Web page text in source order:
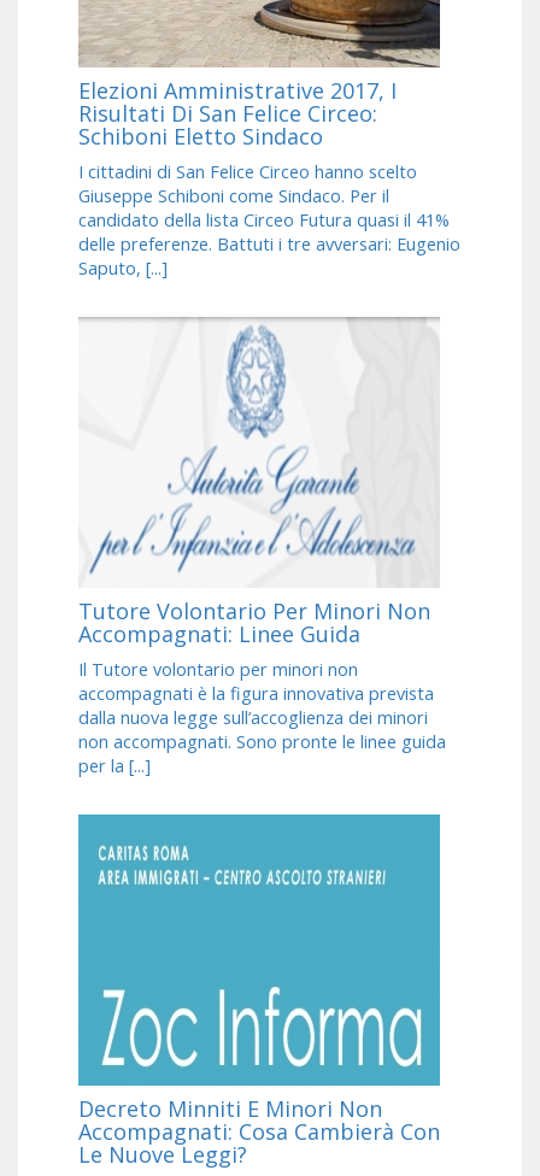
Elezioni Amministrative 2017, I
Risultati Di San Felice Circeo:
Schiboni Eletto Sindaco
I cittadini di San Felice Circeo hanno scelto
Giuseppe Schiboni come Sindaco. Per il
candidato della lista Circeo Futura quasi il 41%
delle preferenze. Battuti i tre avversari: Eugenio
Saputo, [...]
Tutore Volontario Per Minori Non
Accompagnati: Linee Guida
Il Tutore volontario per minori non
accompagnati è la figura innovativa prevista
dalla nuova legge sull’accoglienza dei minori
non accompagnati. Sono pronte le linee guida
per la [...]
Decreto Minniti E Minori Non
Accompagnati: Cosa Cambierà Con
Le Nuove Leggi?